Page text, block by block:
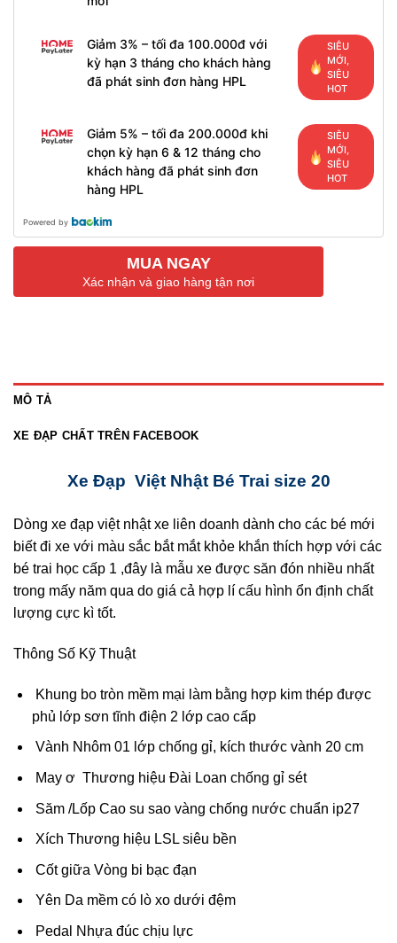
Giảm 3% – tối đa 100.000đ với
kỳ hạn 3 tháng cho khách hàng
đã phát sinh đơn hàng HPL
SIÊU
MỚI,
SIÊU
HOT
Giảm 5% – tối đa 200.000đ khi
chọn kỳ hạn 6 & 12 tháng cho
khách hàng đã phát sinh đơn
hàng HPL
SIÊU
MỚI,
SIÊU
HOT
Powered by
MUA NGAY
Xác nhận và giao hàng tận nơi
MÔ TẢ
XE ĐẠP CHẤT TRÊN FACEBOOK
Xe Đạp Việt Nhật Bé Trai size 20
Dòng xe đạp việt nhật xe liên doanh dành cho các bé mới
biết đi xe với màu sắc bắt mắt khỏe khắn thích hợp với các
bé trai học cấp 1 ,đây là mẫu xe được săn đón nhiều nhất
trong mấy năm qua do giá cả hợp lí cấu hình ổn định chất
lượng cực kì tốt.
Thông Số Kỹ Thuật
Khung bo tròn mềm mại làm bằng hợp kim thép được
phủ lớp sơn tĩnh điện 2 lớp cao cấp
Vành Nhôm 01 lớp chống gỉ, kích thước vành 20 cm
May ơ Thương hiệu Đài Loan chống gỉ sét
Săm /Lốp Cao su sao vàng chống nước chuẩn ip27
Xích Thương hiệu LSL siêu bền
Cốt giữa Vòng bi bạc đạn
Yên Da mềm có lò xo dưới đệm
Pedal Nhựa đúc chịu lực